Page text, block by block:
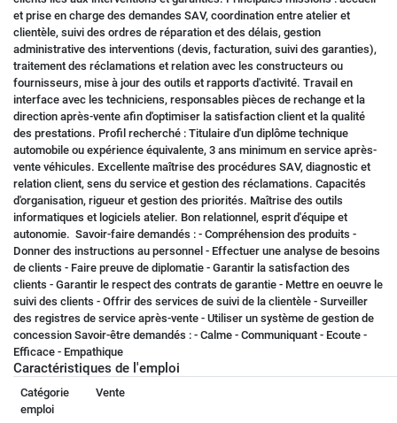
et prise en charge des demandes SAV, coordination entre atelier et
clientèle, suivi des ordres de réparation et des délais, gestion
administrative des interventions (devis, facturation, suivi des garanties),
traitement des réclamations et relation avec les constructeurs ou
fournisseurs, mise à jour des outils et rapports d'activité. Travail en
interface avec les techniciens, responsables pièces de rechange et la
direction après-vente afin d'optimiser la satisfaction client et la qualité
des prestations. Profil recherché : Titulaire d'un diplôme technique
automobile ou expérience équivalente, 3 ans minimum en service après-
vente véhicules. Excellente maîtrise des procédures SAV, diagnostic et
relation client, sens du service et gestion des réclamations. Capacités
d'organisation, rigueur et gestion des priorités. Maîtrise des outils
informatiques et logiciels atelier. Bon relationnel, esprit d'équipe et
autonomie. Savoir-faire demandés : - Compréhension des produits -
Donner des instructions au personnel - Effectuer une analyse de besoins
de clients - Faire preuve de diplomatie - Garantir la satisfaction des
clients - Garantir le respect des contrats de garantie - Mettre en oeuvre le
suivi des clients - Offrir des services de suivi de la clientèle - Surveiller
des registres de service après-vente - Utiliser un système de gestion de
concession Savoir-être demandés : - Calme - Communiquant - Ecoute -
Efficace - Empathique
Caractéristiques de l'emploi
Catégorie
emploi
Vente